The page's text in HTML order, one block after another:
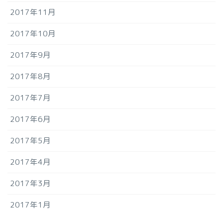
2017年11月
2017年10月
2017年9月
2017年8月
2017年7月
2017年6月
2017年5月
2017年4月
2017年3月
2017年1月